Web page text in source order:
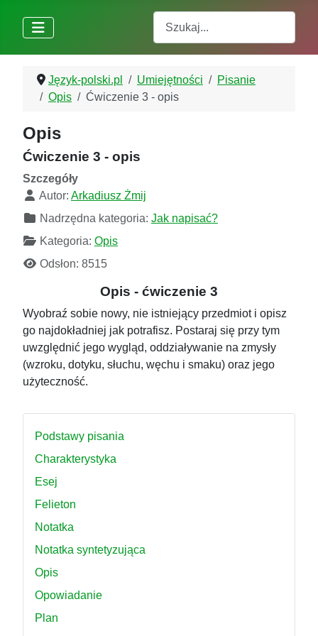
Język-polski.pl Umiejętności
Pisanie
Opis
Ćwiczenie 3 - opis
Opis
Ćwiczenie 3 - opis
Szczegóły
Autor: Arkadiusz Żmij
Nadrzędna kategoria: Jak napisać?
Kategoria: Opis
Odsłon: 8515
Opis - ćwiczenie 3
Wyobraź sobie nowy, nie istniejący przedmiot i opisz
go najdokładniej jak potrafisz. Postaraj się przy tym
uwzględnić jego wygląd, oddziaływanie na zmysły
(wzroku, dotyku, słuchu, węchu i smaku) oraz jego
użyteczność.
Podstawy pisania
Charakterystyka
Esej
Felieton
Notatka
Notatka syntetyzująca
Opis
Opowiadanie
Plan